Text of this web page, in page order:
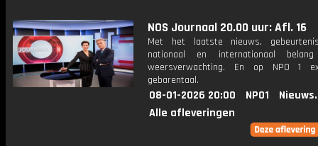
NOS Journaal 20.00 uur: Afl. 16
Met het laatste nieuws,
nationaal en internationaal
weersverwachting. En op NPO 1
gebarentaal.
08-01-2026 20:00 NPO1
Alle afleveringen